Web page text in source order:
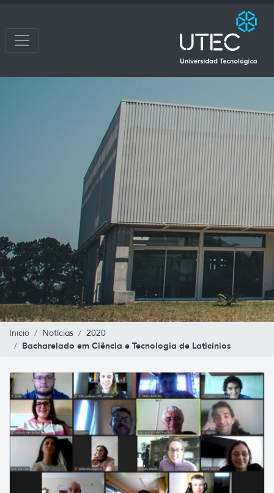
Inicio Notícias 2020
Bacharelado em Ciência e Tecnologia de Laticínios